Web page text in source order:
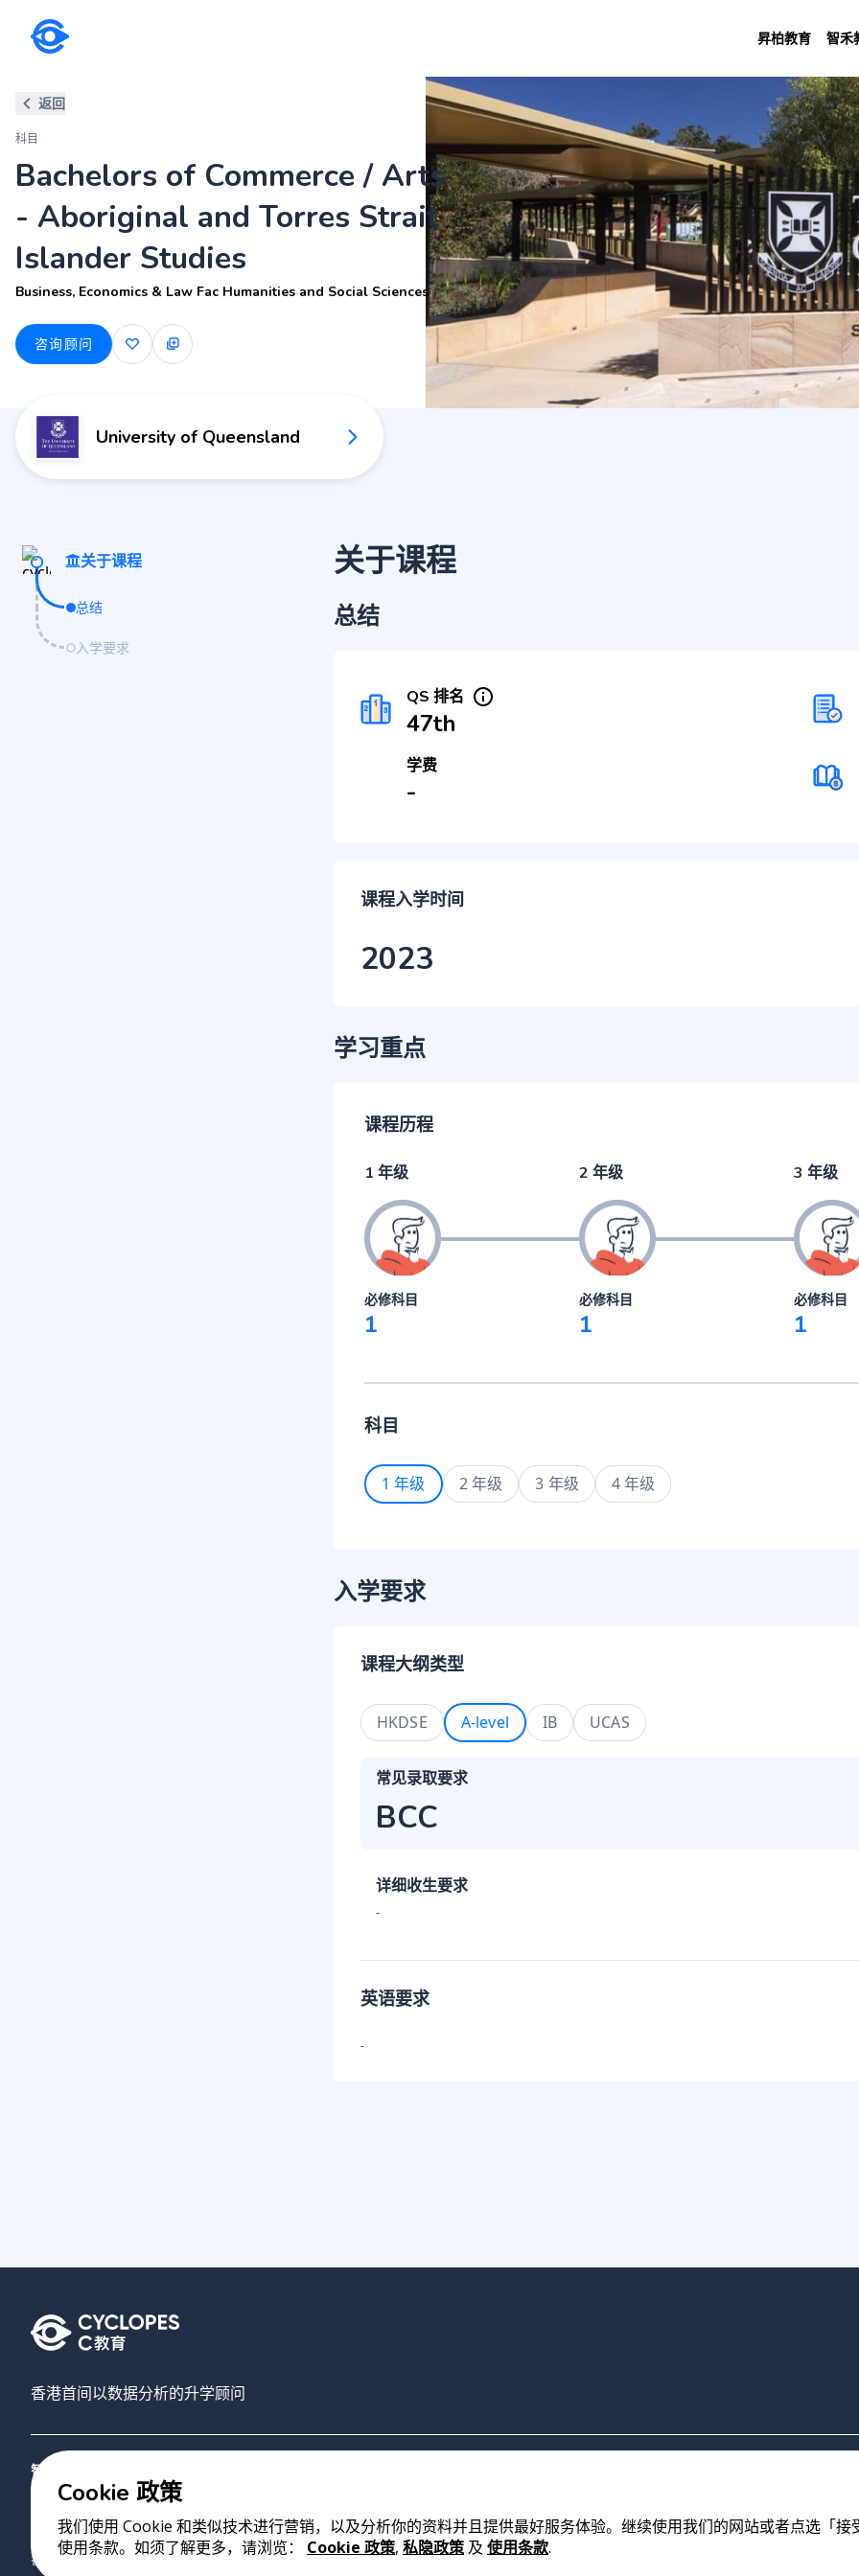
昇柏教育 智禾
Bachelors of Commerce / Arts - Aboriginal and Torres Strait Islander
Business, Economics & Law Fac Humanities and Social Sciences
返回
科目
Bachelors of Commerce / Arts
- Aboriginal and Torres Strait
Islander Studies
Business, Economics & Law Fac Humanities and Social Sciences
咨询顾问
University of Queensland
关于课程
总结
入学要求
关于课程
总结
QS 排名
47th
学费
-
课程入学时间
2023
学习重点
课程历程
1 年级
必修科目
1
2 年级
必修科目
1
3 年级
必修科目
1
科目
1 年级 2 年级 3 年级 4 年级
入学要求
课程大纲类型
HKDSE A-level IB UCAS
常见录取要求
BCC
详细收生要求
-
英语要求
-
香港首间以数据分析的升学顾问
智禾教育
版权 2023 Cyclopes® • v0.31.0
香港铜锣湾勿地臣街1号时代广场2座28楼07室
Cookie 政策
我们使用 Cookie 和类似技术进行营销，以及分析你的资料并且提供最好服务体验。继续使用我们的网站或者点选「
使用条款。如须了解更多，请浏览：
Cookie 政策, 私隐政策 及 使用条款.